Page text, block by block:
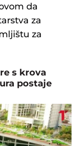
da
za
za
s krova
postaje